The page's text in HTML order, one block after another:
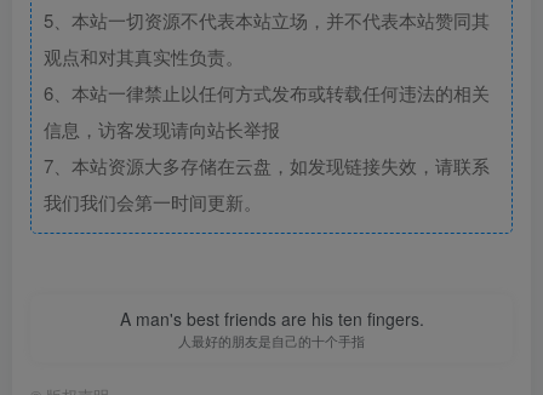
5、本站一切资源不代表本站立场，并不代表本站赞同其
观点和对其真实性负责。
6、本站一律禁止以任何方式发布或转载任何违法的相关
信息，访客发现请向站长举报
7、本站资源大多存储在云盘，如发现链接失效，请联系
我们我们会第一时间更新。
A man's best friends are his ten fingers.
人最好的朋友是自己的十个手指